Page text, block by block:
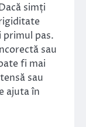
simți
primul pas.
sau
fi mai
sau
ajuta în